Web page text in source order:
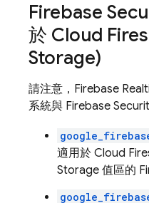
Firebase
於 Cloud
Storage)
請注意， Firebase
系統與 Firebase
適用於 Cloud
Storage 值區的